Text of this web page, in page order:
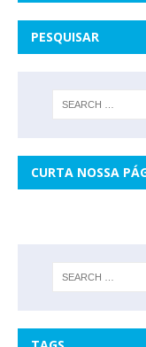
PESQUISAR
CURTA NOSSA